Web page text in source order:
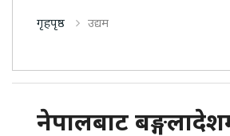
गृहपृष्ठ उद्यम
नेपालबाट